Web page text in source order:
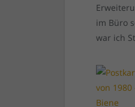
im Büro
war ich